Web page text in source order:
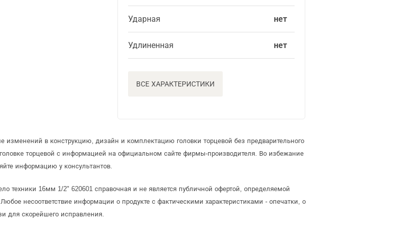
Ударная нет
Удлиненная нет
ВСЕ ХАРАКТЕРИСТИКИ
изменений в конструкцию, дизайн и комплектацию головки торцевой без предварительного
торцевой с информацией на официальном сайте фирмы-производителя. Во избежание
информацию у консультантов.
техники 16мм 1/2" 620601 справочная и не является публичной офертой, определяемой
несоответствие информации о продукте с фактическими характеристиками - опечатки, о
для скорейшего исправления.